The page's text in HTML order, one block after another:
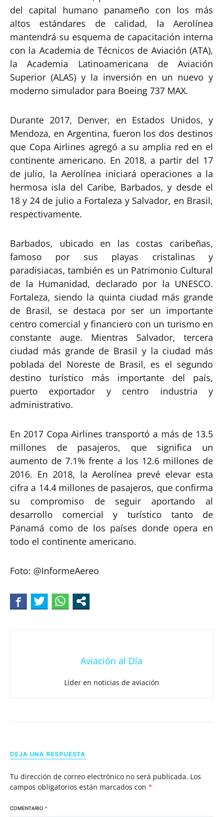
del capital humano panameño con los más
altos estándares de calidad, la Aerolínea
mantendrá su esquema de capacitación interna
con la Academia de Técnicos de Aviación (ATA),
la Academia Latinoamericana de Aviación
Superior (ALAS) y la inversión en un nuevo y
moderno simulador para Boeing 737 MAX.
Durante 2017, Denver, en Estados Unidos, y
Mendoza, en Argentina, fueron los dos destinos
que Copa Airlines agregó a su amplia red en el
continente americano. En 2018, a partir del 17
de julio, la Aerolínea iniciará operaciones a la
hermosa isla del Caribe, Barbados, y desde el
18 y 24 de julio a Fortaleza y Salvador, en Brasil,
respectivamente.
Barbados, ubicado en las costas caribeñas,
famoso por sus playas cristalinas y
paradisiacas, también es un Patrimonio Cultural
de la Humanidad, declarado por la UNESCO.
Fortaleza, siendo la quinta ciudad más grande
de Brasil, se destaca por ser un importante
centro comercial y financiero con un turismo en
constante auge. Mientras Salvador, tercera
ciudad más grande de Brasil y la ciudad más
poblada del Noreste de Brasil, es el segundo
destino turístico más importante del país,
puerto exportador y centro industria y
administrativo.
En 2017 Copa Airlines transportó a más de 13.5
millones de pasajeros, que significa un
aumento de 7.1% frente a los 12.6 millones de
2016. En 2018, la Aerolínea prevé elevar esta
cifra a 14.4 millones de pasajeros, que confirma
su compromiso de seguir aportando al
desarrollo comercial y turístico tanto de
Panamá como de los países donde opera en
todo el continente americano.
Foto: @InformeAereo
Aviación al Día
Líder en noticias de aviación
DEJA UNA RESPUESTA
Tu dirección de correo electrónico no será publicada. Los
campos obligatorios están marcados con *
COMENTARIO *